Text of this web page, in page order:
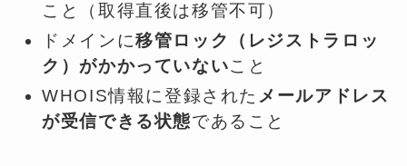
こと（取得直後は移管不可）
ドメインに移管ロック（レジストラロッ
ク）がかかっていないこと
WHOIS情報に登録された メールアドレス
が受信できる状態であること